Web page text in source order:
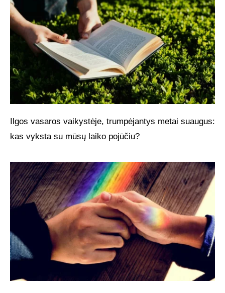
Ilgos vasaros vaikystėje, trumpėjantys metai suaugus:
kas vyksta su mūsų laiko pojūčiu?